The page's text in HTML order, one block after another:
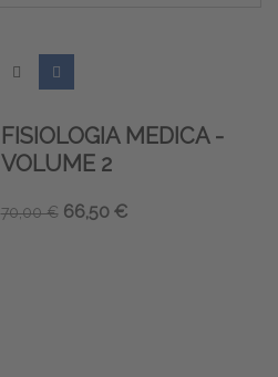
FISIOLOGIA MEDICA -
VOLUME 2
70,00 € 66,50 €